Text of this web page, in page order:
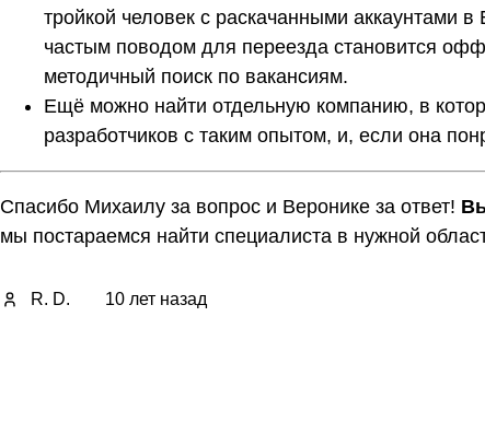
тройкой человек с раскачанными аккаунтами
частым поводом для переезда становится
методичный поиск по вакансиям.
Ещё можно найти отдельную компанию, в
разработчиков с таким опытом, и, если она
Спасибо Михаилу за вопрос и Веронике за ответ!
мы постараемся найти специалиста в нужной
R. D. 10 лет назад